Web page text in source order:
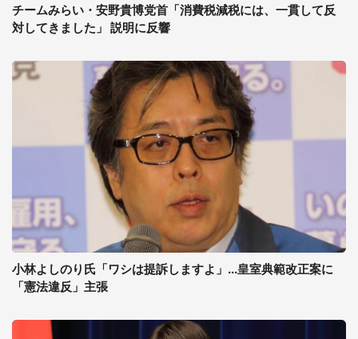
チームみらい・安野貴博党首「消費税減税には、一貫して反
対してきました」 説明に反響
小林よしのり氏「ワシは提訴しますよ」...皇室典範改正案に
「憲法違反」主張